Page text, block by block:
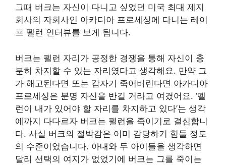
그때 버크는 자신이 다니고 싶었던 미국 최대 제지
회사의 자회사인 아카디아 프로세싱에 다니는 레이
프 펠런 인터뷰를 보게 됩니다.
버크는 펠런 자리가 공정한 경쟁을 통해 자신이 충
분히 차지할 수 있는 자리였다고 생각해요. 만약 그
가 해고된다면 또는 갑자기 죽어버린다면 아카디아
프로세싱은 분명 자신을 반길 거라고 여겼어요. ‘펠
런이 내가 있어야 할 자리를 차지하고 있다’는 생각
에까지 다다르자 버크는 펠런을 죽이기로 결심합니
다. 사실 버크의 절박감은 이미 감당하기 힘들 정도
의 수준이었습니다. 아내와 두 아이들을 생각하면
달리 선택의 여지가 없었기에 버크는 그를 죽이는